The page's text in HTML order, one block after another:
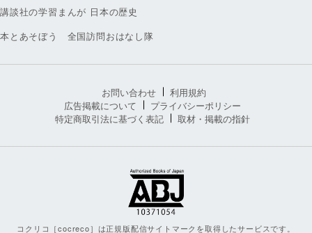
講談社の学習まんが 日本の歴史
本とあそぼう 全国訪問おはなし隊
お問い合わせ
利用規約
広告掲載について
プライバシーポリシー
特定商取引法に基づく表記
取材・掲載の指針
コクリコ［cocreco］は正規版配信サイトマークを取得したサービスです。